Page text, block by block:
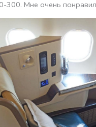
300. Мне очень